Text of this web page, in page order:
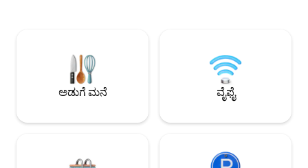
ಕಿ.ಮೀ. ದೂರದಲ್ಲಿದೆ, ಕಡಲತೀರಗಳು 3 ಕಿ.ಮೀ.
ಕಾರ್ಯನಿರ್ವಹಿಸುತ್ತಿದೆ
ಮತ್ತು ಆಸಕ್ತಿಯ
ತಲುಪಬಹುದು.
ಅಡುಗೆ ಮನೆ ವೈಫೈ